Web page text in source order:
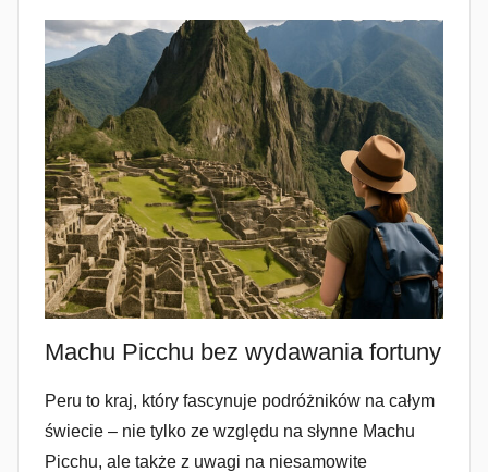
Machu Picchu bez wydawania fortuny
Peru to kraj, który fascynuje podróżników na całym
świecie – nie tylko ze względu na słynne Machu
Picchu, ale także z uwagi na niesamowite